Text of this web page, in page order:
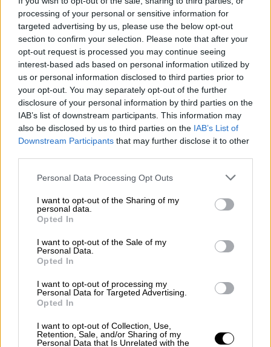
processing of your personal or sensitive information for
targeted advertising by us, please use the below opt-out
section to confirm your selection. Please note that after your
opt-out request is processed you may continue seeing
interest-based ads based on personal information utilized by
us or personal information disclosed to third parties prior to
your opt-out. You may separately opt-out of the further
disclosure of your personal information by third parties on the
IAB’s list of downstream participants. This information may
also be disclosed by us to third parties on the IAB’s List of
Downstream Participants that may further disclose it to other
Please note that this website/app uses one or more Google
not limited to your visit or usage behaviour. You may click to
grant or deny consent to Google and its third-party tags to
use your data for below specified purposes in below Google
consent section.
Personal Data Processing Opt Outs
I want to opt-out of the Sharing of my
personal data.
Opted In
I want to opt-out of the Sale of my
Personal Data.
Opted In
I want to opt-out of processing my
Personal Data for Targeted Advertising.
Opted In
I want to opt-out of Collection, Use,
Retention, Sale, and/or Sharing of my
Personal Data that Is Unrelated with the
σήμερα, αρκετός κόσμος έχει κατέβει για τα
ψώνια για το χριστουγεννιάτικο τραπέζι.
Υπάρχει επάρκεια και από αρνί και από
κατσίκικαι ηγαλοπούλα και τοχοιρινό
το
μικρό θα έλεγα δύο ευρώ φθηνότερο από
πέρυσι», διαβεβαίωσε ο πρόεδρος των
κρεοπωλών τηςΒαρβακείου Αγοράς,
Ανδρέας Νιώτης, μιλώντας στην ΕΡΤ.
ΔΙΑΒΑΣΤΕ ΕΠΙΣΗΣ
Οικονομία| 23.12.2024 19:00
«Σπίτι μου 2» και «Αναβαθμίζω το
Σπίτι μου»: Δημοσιεύτηκαν οι
«Η εικόνα που έχουμε μέχρι στιγμής είναι
ότι είναιμειωμένες οι τιμές
πέρυσισ ένα ποσοστό που κυμαίνεται από
-4% εως -6%.», τόνισε από την πλευρά του